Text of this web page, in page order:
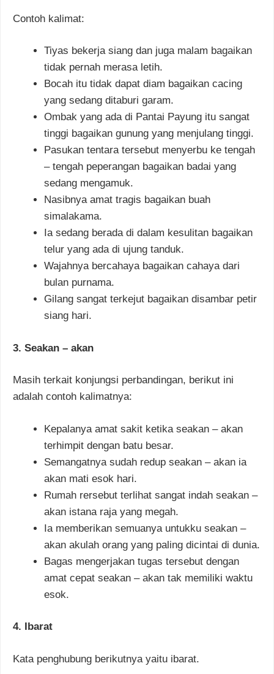
Contoh kalimat:
Tiyas bekerja siang dan juga malam bagaikan
tidak pernah merasa letih.
Bocah itu tidak dapat diam bagaikan cacing
yang sedang ditaburi garam.
Ombak yang ada di Pantai Payung itu sangat
tinggi bagaikan gunung yang menjulang tinggi.
Pasukan tentara tersebut menyerbu ke tengah
– tengah peperangan bagaikan badai yang
sedang mengamuk.
Nasibnya amat tragis bagaikan buah
simalakama.
Ia sedang berada di dalam kesulitan bagaikan
telur yang ada di ujung tanduk.
Wajahnya bercahaya bagaikan cahaya dari
bulan purnama.
Gilang sangat terkejut bagaikan disambar petir
siang hari.
3. Seakan – akan
Masih terkait konjungsi perbandingan, berikut ini
adalah contoh kalimatnya:
Kepalanya amat sakit ketika seakan – akan
terhimpit dengan batu besar.
Semangatnya sudah redup seakan – akan ia
akan mati esok hari.
Rumah rersebut terlihat sangat indah seakan –
akan istana raja yang megah.
Ia memberikan semuanya untukku seakan –
akan akulah orang yang paling dicintai di dunia.
Bagas mengerjakan tugas tersebut dengan
amat cepat seakan – akan tak memiliki waktu
esok.
4. Ibarat
Kata penghubung berikutnya yaitu ibarat.